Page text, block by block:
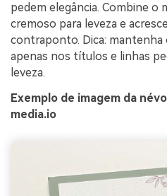
pedem elegância. Combine o
cremoso para leveza e
contraponto. Dica: mantenha
apenas nos títulos e linhas
leveza.
Exemplo de imagem da
media.io